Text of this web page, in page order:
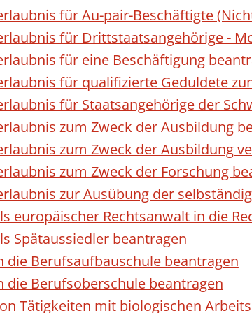
für Au-pair-Beschäftigte
für Drittstaatsangehörige -
für eine Beschäftigung
für qualifizierte Geduldete
für Staatsangehörige der
zum Zweck der Ausbildung
zum Zweck der Ausbildung
zum Zweck der Forschung
zur Ausübung der
europäischer Rechtsanwalt in die
Spätaussiedler beantragen
die Berufsaufbauschule beantragen
die Berufsoberschule beantragen
Tätigkeiten mit biologischen